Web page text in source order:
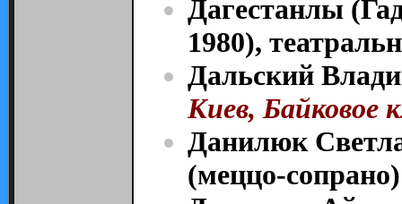
Дагестанлы
1980),
Дальский
Киев, Байковое
Данилюк
(меццо-